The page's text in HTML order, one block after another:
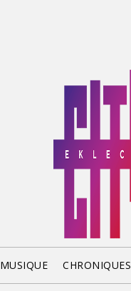
MUSIQUE CHRONIQUES